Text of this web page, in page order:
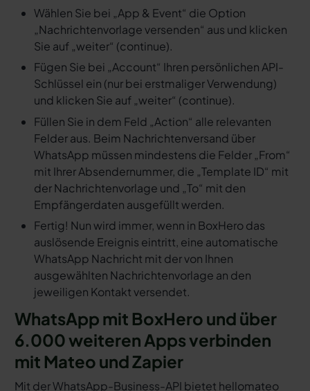
Wählen Sie bei „App & Event“ die Option
„Nachrichtenvorlage versenden“ aus und klicken
Sie auf „weiter“ (continue).
Fügen Sie bei „Account“ Ihren persönlichen API-
Schlüssel ein (nur bei erstmaliger Verwendung)
und klicken Sie auf „weiter“ (continue).
Füllen Sie in dem Feld „Action“ alle relevanten
Felder aus. Beim Nachrichtenversand über
WhatsApp müssen mindestens die Felder „From“
mit Ihrer Absendernummer, die „Template ID“ mit
der Nachrichtenvorlage und „To“ mit den
Empfängerdaten ausgefüllt werden.
Fertig! Nun wird immer, wenn in BoxHero das
auslösende Ereignis eintritt, eine automatische
WhatsApp Nachricht mit der von Ihnen
ausgewählten Nachrichtenvorlage an den
jeweiligen Kontakt versendet.
WhatsApp mit BoxHero und über
6.000 weiteren Apps verbinden
mit Mateo und Zapier
Mit der WhatsApp-Business-API bietet hellomateo